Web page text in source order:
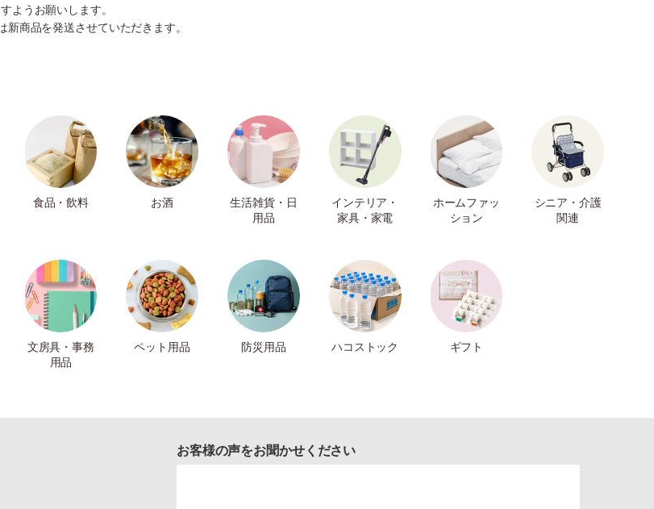
ようお願いします。
商品を発送させていただきます。
食品・飲料 お酒
生活雑貨・日
用品
インテリア・
家具・家電
ホームファッ
ション
シニア・介護
関連
文房具・事務
用品
ペット用品 防災用品 ハコストック ギフト
お客様の声をお聞かせください